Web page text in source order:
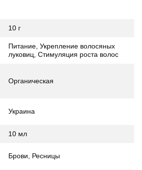
10 г
Питание, Укрепление волосяных
луковиц, Стимуляция роста волос
Органическая
Украина
10 мл
Брови, Ресницы